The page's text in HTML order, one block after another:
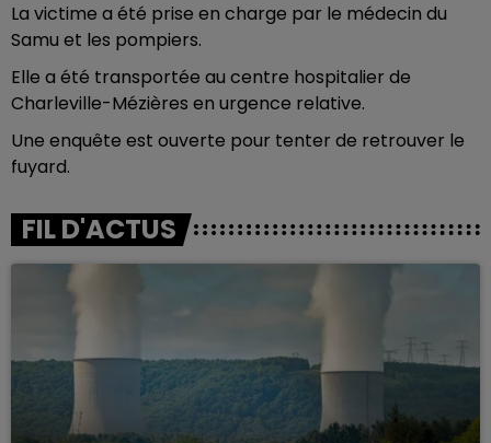
La victime a été prise en charge par le médecin du
Samu et les pompiers.
Elle a été transportée au centre hospitalier de
Charleville-Mézières en urgence relative.
Une enquête est ouverte pour tenter de retrouver le
fuyard.
FIL D'ACTUS